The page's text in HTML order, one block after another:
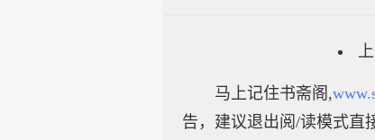
马上记住书斋阁,
告，建议退出阅/读模式直